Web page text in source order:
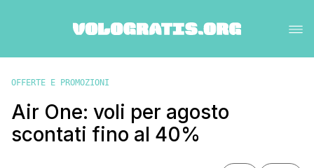
OFFERTE E PROMOZIONI
Air One: voli per agosto
scontati fino al 40%